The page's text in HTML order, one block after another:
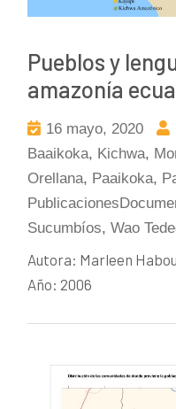
Pueblos y
amazonía
16 mayo, 2020
Baaikoka, Kichwa,
Orellana, Paaikoka,
Sucumbíos,Wao
Autora: Marleen
Año: 2006